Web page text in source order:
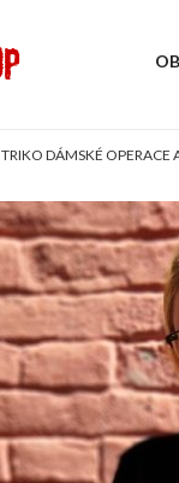
TRIKO DÁMSKÉ OPERACE